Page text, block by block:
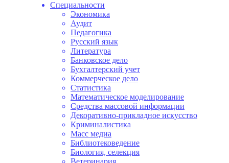
Специальности
Экономика
Аудит
Педагогика
Русский язык
Литература
Банковское дело
Бухгалтерский учет
Коммерческое дело
Статистика
Математическое моделирование
Средства массовой информации
Декоративно-прикладное искусство
Криминалистика
Масс медиа
Библиотековедение
Биология, селекция
Ветеринария